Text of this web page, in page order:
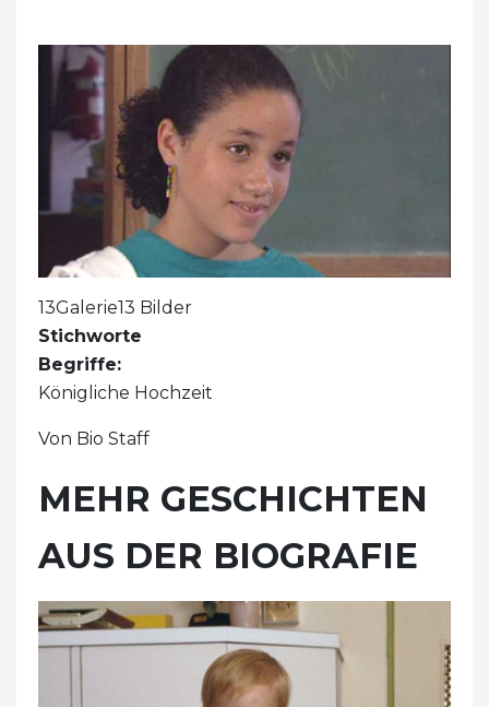
13Galerie13 Bilder
Stichworte
Begriffe:
Königliche Hochzeit
Von Bio Staff
MEHR GESCHICHTEN
AUS DER BIOGRAFIE